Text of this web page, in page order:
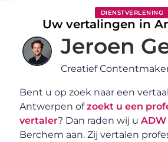
DIENSTVERLENING
Uw vertalingen in
Jeroen
Creatief
Bent u op zoek naar een
Antwerpen ofzoekt u een
vertaler? Dan raden wij u
Berchem aan. Zij vertalen